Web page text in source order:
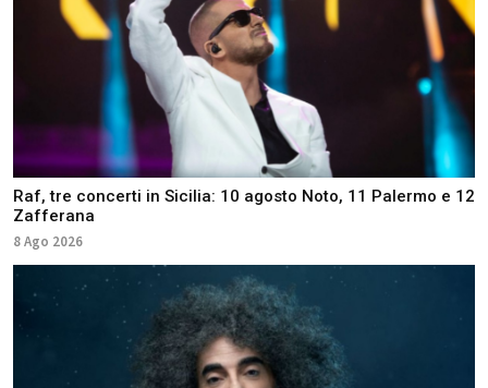
Raf, tre concerti in Sicilia: 10 agosto Noto, 11 Palermo e 12
Zafferana
8 Ago 2026